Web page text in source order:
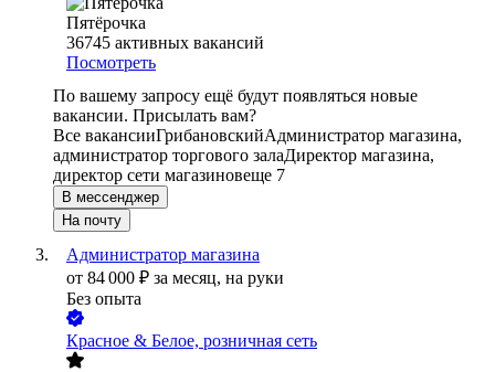
Пятёрочка
36745 активных вакансий
Посмотреть
По вашему запросу ещё будут появляться новые
вакансии. Присылать вам?
Все вакансииГрибановскийАдминистратор магазина,
администратор торгового залаДиректор магазина,
директор сети магазиновеще 7
В мессенджер
На почту
Администратор магазина
от 84 000 ₽ за месяц, на руки
Без опыта
Красное & Белое, розничная сеть